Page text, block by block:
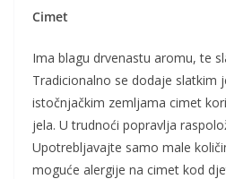
Cimet
Ima blagu drvenastu aromu, te
Tradicionalno se dodaje slatkim
istočnjačkim zemljama cimet
jela. U trudnoći popravlja
Upotrebljavajte samo male
moguće alergije na cimet kod